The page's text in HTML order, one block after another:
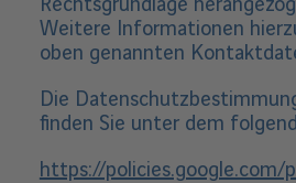
Rechtsgrundlage
Weitere Informationen
oben genannten
Die
finden Sie unter dem
https://policies.google.com/